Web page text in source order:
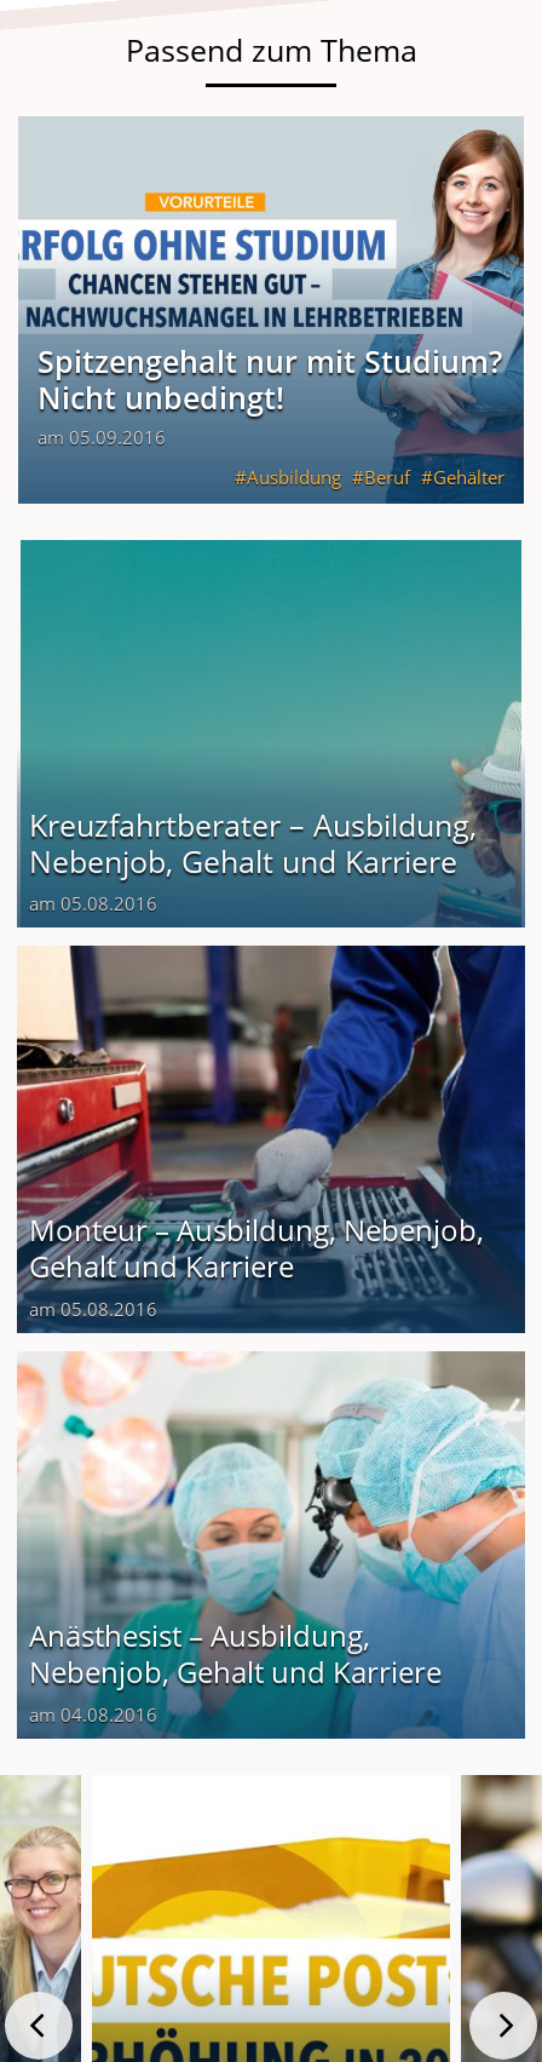
Passend zum Thema
Spitzengehalt nur mit Studium?
Nicht unbedingt!
am 05.09.2016
Ausbildung
Beruf Gehälter
Kreuzfahrtberater – Ausbildung,
Nebenjob, Gehalt und Karriere
am 05.08.2016
Monteur – Ausbildung, Nebenjob,
Gehalt und Karriere
am 05.08.2016
Anästhesist – Ausbildung,
Nebenjob, Gehalt und Karriere
am 04.08.2016